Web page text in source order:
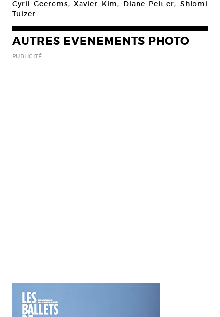
Cyril Geeroms, Xavier Kim, Diane Peltier, Shlomi
Tuizer
AUTRES EVENEMENTS PHOTO
PUBLICITÉ